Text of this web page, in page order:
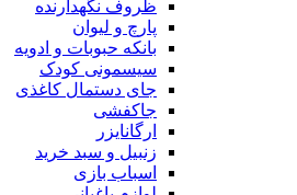
ظروف نگهدارنده
پارچ و لیوان
بانکه حبوبات و ادویه
سیسمونی کودک
جای دستمال کاغذی
جاکفشی
ارگانایزر
زنبیل و سبد خرید
اسباب بازی